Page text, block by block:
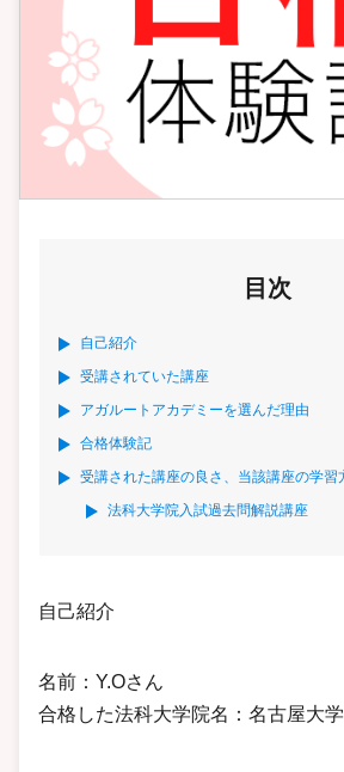
目次
自己紹介
受講されていた講座
アガルートアカデミーを選んだ理由
合格体験記
受講された講座の良さ、当該講座の学習
法科大学院入試過去問解説講座
自己紹介
名前：Y.Oさん
合格した法科大学院名：名古屋大学